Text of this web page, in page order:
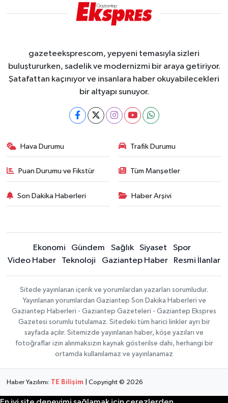
gazeteeksprescom, yepyeni temasıyla sizleri
buluştururken, sadelik ve modernizmi bir araya getiriyor.
Şatafattan kaçınıyor ve insanlara haber okuyabilecekleri
bir altyapı sunuyor.
Hava Durumu Trafik Durumu
Puan Durumu ve Fikstür Tüm Manşetler
Son Dakika Haberleri Haber Arşivi
Ekonomi Gündem Sağlık Siyaset
Spor
Video Haber
Teknoloji Gaziantep Haber Resmi İlanlar
Sitede yayınlanan içerik ve yorumlardan yazarları sorumludur.
Yayınlanan yorumlardan Gaziantep Son Dakika Haberleri ve
Gaziantep Haberleri - Gaziantep Gazeteleri - Gaziantep Ekspres
Gazetesi sorumlu tutulamaz. Sitedeki tüm harici linkler ayrı bir
sayfada açılır. Sitemizde yayınlanan haber, köşe yazıları ve
fotoğraflar izin alınmaksızın kaynak gösterilse dahi, herhangi bir
ortamda kullanılamaz ve yayınlanamaz
Haber Yazılımı: TE Bilişim | Copyright © 2026